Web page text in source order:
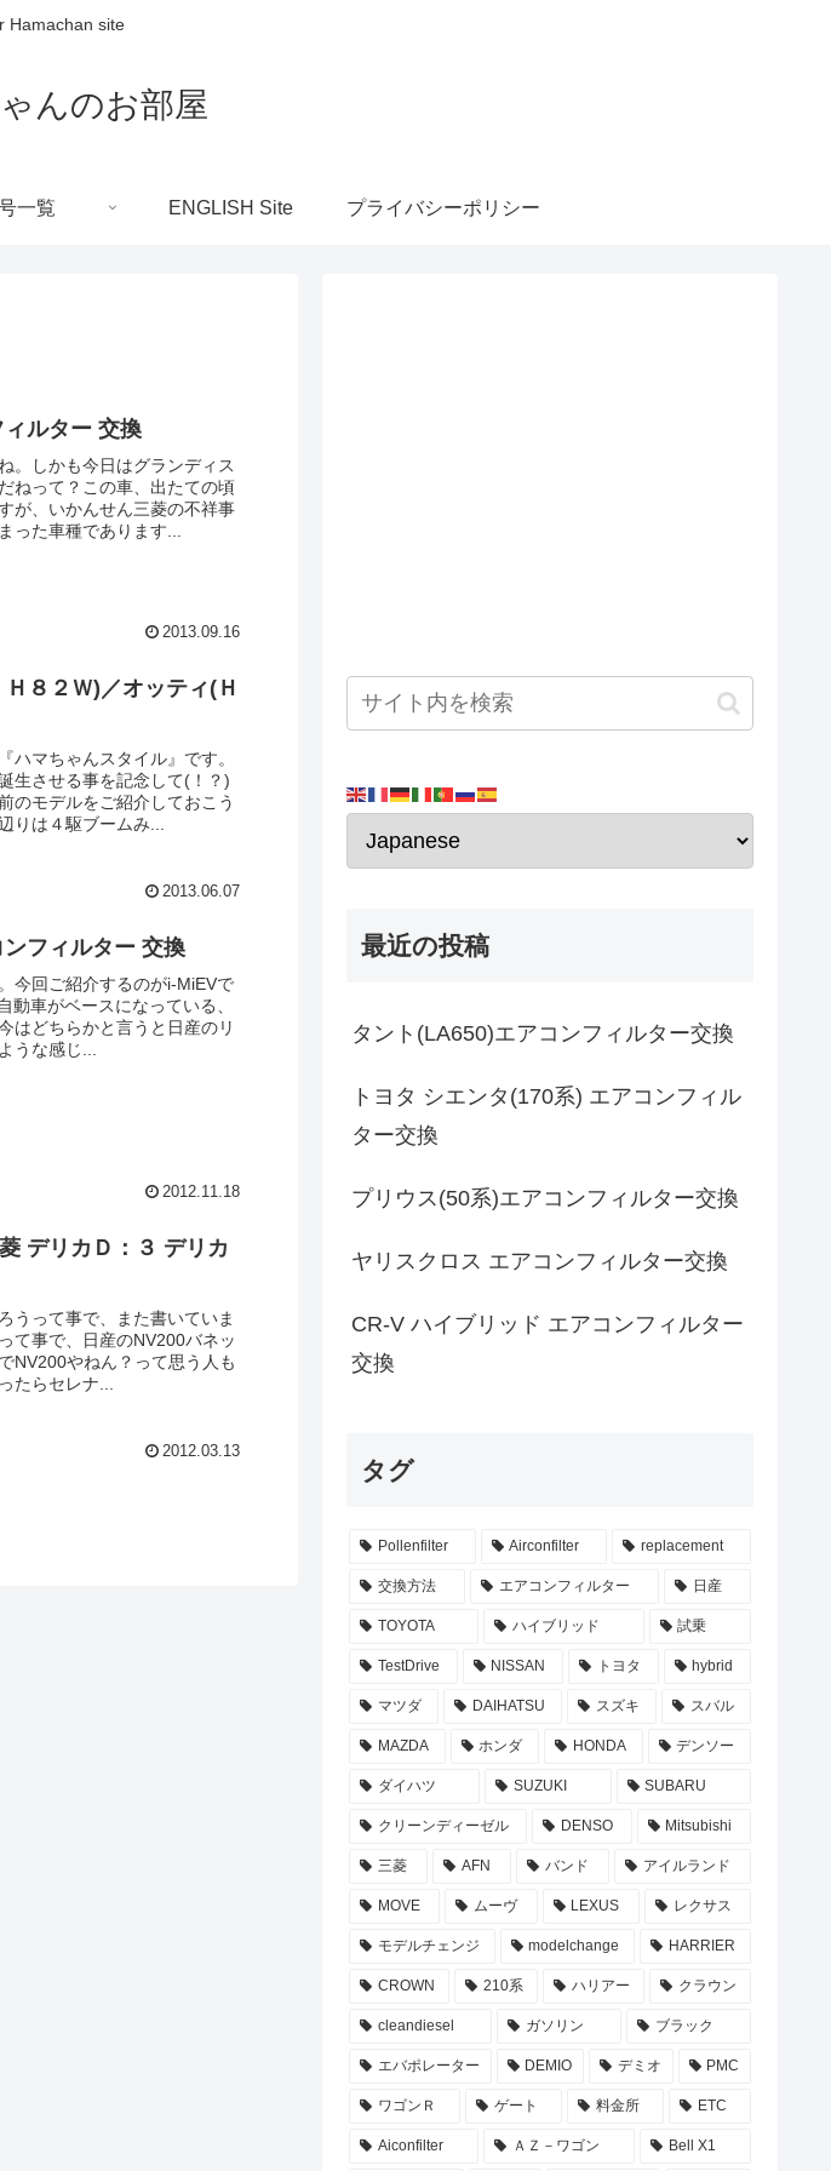
Hamachan site
んのお部屋
一覧 ENGLISH Site プライバシーポリシー
ルター 交換
。しかも今日はグランディス
ねって？この車、出たての頃
が、いかんせん三菱の不祥事
った車種であります...
2013.09.16
８２Ｗ)／オッティ(Ｈ
ハマちゃんスタイル』です。
生させる事を記念して(！？)
のモデルをご紹介しておこう
りは４駆ブームみ...
2013.06.07
フィルター 交換
今回ご紹介するのがi-MiEVで
車がベースになっている、
はどちらかと言うと日産のリ
うな感じ...
2012.11.18
デリカＤ：３ デリカ
うって事で、また書いていま
て事で、日産のNV200バネッ
NV200やねん？って思う人も
たらセレナ...
2012.03.13
最近の投稿
タント(LA650)エアコンフィルター交換
トヨタ シエンタ(170系) エアコンフィル
ター交換
プリウス(50系)エアコンフィルター交換
ヤリスクロス エアコンフィルター交換
CR-V ハイブリッド エアコンフィルター
交換
タグ
Pollenfilter Airconfilter replacement
交換方法 エアコンフィルター 日産
TOYOTA ハイブリッド 試乗
TestDrive NISSAN トヨタ hybrid
マツダ DAIHATSU スズキ スバル
MAZDA ホンダ HONDA デンソー
ダイハツ SUZUKI SUBARU
クリーンディーゼル DENSO Mitsubishi
三菱 AFN バンド アイルランド
MOVE ムーヴ LEXUS レクサス
モデルチェンジ modelchange HARRIER
CROWN 210系 ハリアー クラウン
cleandiesel ガソリン ブラック
エバポレーター DEMIO デミオ PMC
ワゴンＲ ゲート 料金所 ETC
Aiconfilter ＡＺ－ワゴン Bell X1